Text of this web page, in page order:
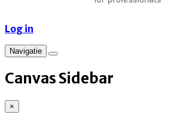
Log in
Navigatie
Canvas Sidebar
×